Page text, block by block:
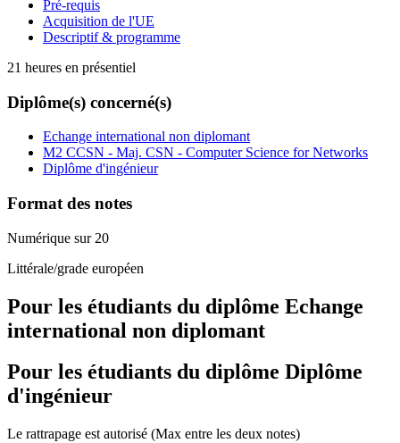
Pré-requis
Acquisition de l'UE
Descriptif & programme
21 heures en présentiel
Diplôme(s) concerné(s)
Echange international non diplomant
M2 CCSN - Maj. CSN - Computer Science for Networks
Diplôme d'ingénieur
Format des notes
Numérique sur 20
Littérale/grade européen
Pour les étudiants du diplôme Echange
international non diplomant
Pour les étudiants du diplôme Diplôme
d'ingénieur
Le rattrapage est autorisé (Max entre les deux notes)